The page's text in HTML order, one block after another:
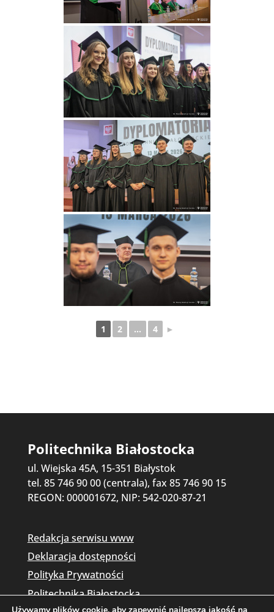
1 2 ... 4 ►
Politechnika Białostocka
ul. Wiejska 45A, 15-351 Białystok
tel. 85 746 90 00 (centrala), fax 85 746 90 15
REGON: 000001672, NIP: 542-020-87-21
Redakcja serwisu www
Deklaracja dostępności
Polityka Prywatności
Politechnika Białostocka